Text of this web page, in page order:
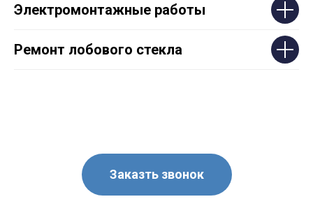
Электромонтажные работы
Ремонт лобового стекла
Заказть звонок